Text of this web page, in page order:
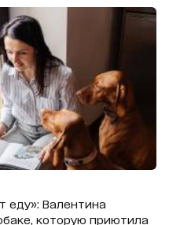
еду»: Валентина
которую приютила